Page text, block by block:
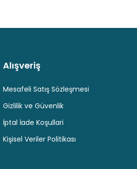
Audac MBK208Z ( HS208MK2-
Seçenekleri
Alışveriş
Mesafeli Satış Sözleşmesi
Gizlilik ve Güvenlik
İptal İade Koşullari
Kişisel Veriler Politikası